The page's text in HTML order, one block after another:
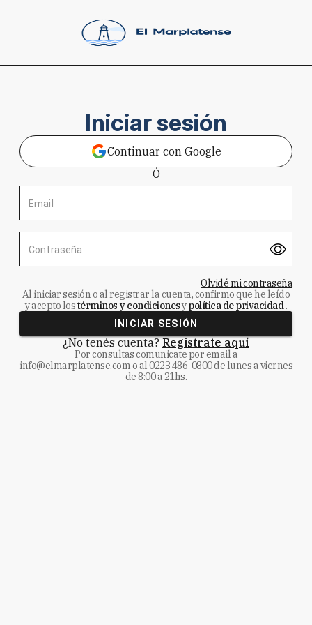
Iniciar sesión
Continuar con Google
Ó
Email
Contraseña
Olvidé mi contraseña
Al iniciar sesión o al registrar la cuenta, confirmo que he leído
y acepto lostérminos y condicionesypolítica de privacidad.
INICIAR SESIÓN
¿No tenés cuenta? Registrate aquí
Por consultas comunicate por email a
info@elmarplatense.como al0223 486-0800de lunes a viernes
de 8:00 a 21hs.